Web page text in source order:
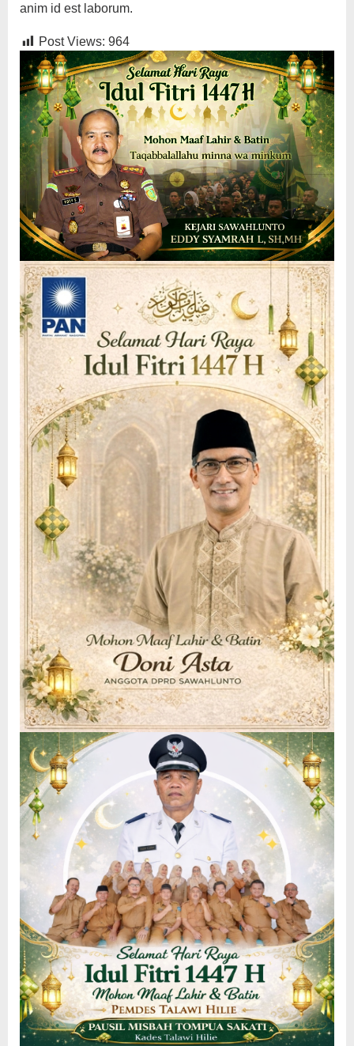
anim id est laborum.
Post Views: 964